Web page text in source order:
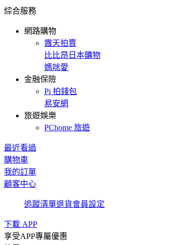
綜合服務
網路購物
露天拍賣
比比昂日本購物
媽咪愛
金融保險
Pi 拍錢包
易安網
旅遊娛樂
PChome 旅遊
最近看過
購物車
我的訂單
顧客中心
追蹤清單退貨會員設定
下載 APP
享受APP專屬優惠